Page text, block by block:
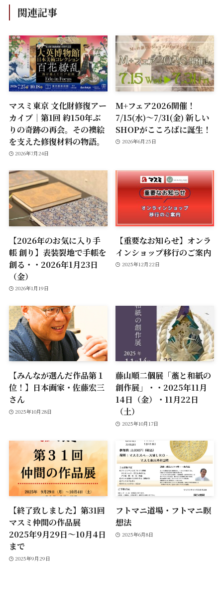
関連記事
マスミ東京 文化財修復アー
カイブ｜第1回 約150年ぶ
りの奇跡の再会。その襖絵
を支えた修復材料の物語。
2026年7月24日
M+フェア2026開催！
7/15(水)～7/31(金) 新しい
SHOPがこころばに誕生！
2026年6月25日
【2026年のお気に入り手
帳 創り】表装裂地で手帳を
創る・・2026年1月23日
（金）
2026年1月19日
【重要なお知らせ】オンラ
インショップ移行のご案内
2025年12月22日
【みんなが選んだ作品第１
位！】日本画家・佐藤宏三
さん
2025年10月28日
藤山順二個展「藁と和紙の
創作展」・・2025年11月
14日（金）・11月22日
（土）
2025年10月17日
【終了致しました】第31回
マスミ仲間の作品展
2025年9月29日～10月4日
まで
2025年9月29日
フトマニ道場・フトマニ瞑
想法
2025年6月8日